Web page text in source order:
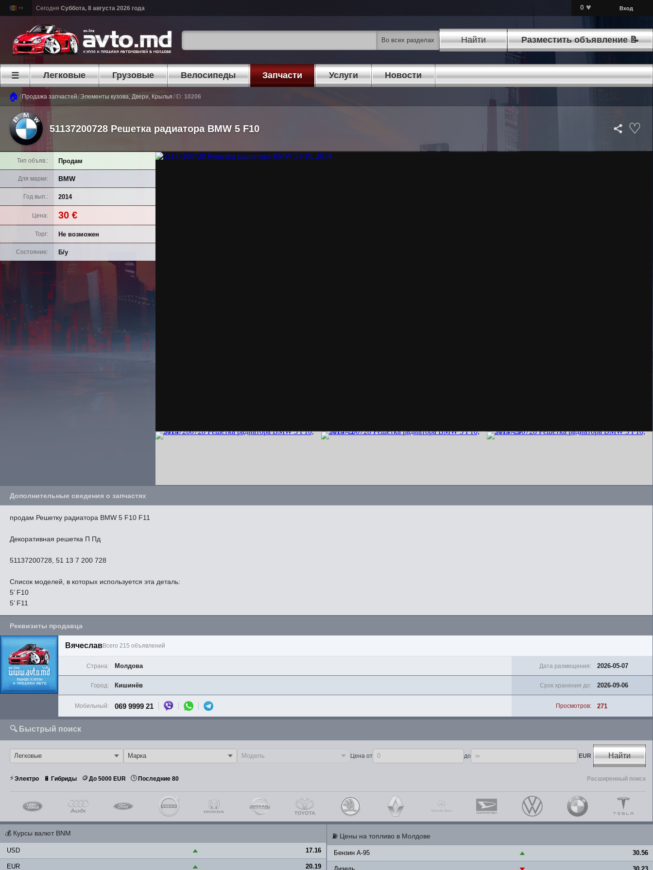
Сегодня Суббота, 8 августа 2026 года 0 ♥ Вход
Найти Разместить объявление 📝
☰ Легковые Грузовые Велосипеды Запчасти Услуги Новости
🏠 / Продажа запчастей/Элементы кузова, Двери, Крылья/ ID: 10206
51137200728 Решетка радиатора BMW 5 F10
Тип объяв. Продам
Для марки BMW
Год вып. 2014
Цена 30 €
Торг Не возможен
Состояние Б/у
Дополнительные сведения о запчастях
продам Решетку радиатора BMW 5 F10 F11
Декоративная решетка П Пд
51137200728, 51 13 7 200 728
Список моделей, в которых используется эта деталь:
5’ F10
5’ F11
Реквизиты продавца
ВячеславВсего 215 объявлений
Страна: Молдова Дата размещения: 2026-05-07
Город: Кишинёв Срок хранения до: 2026-09-06
Мобильный: 069 9999 21 Просмотров: 271
🔍 Быстрый поиск
Цена от до EUR Найти
⚡Электро 🔋 Гибриды 🪙 До 5000 EUR 🕒 Последние 80 Расширенный поиск
💰 Курсы валют BNM
USD ▲ 17.16
EUR ▲ 20.19
⛽ Цены на топливо в Молдове
Бензин A-95 ▲ 30.56